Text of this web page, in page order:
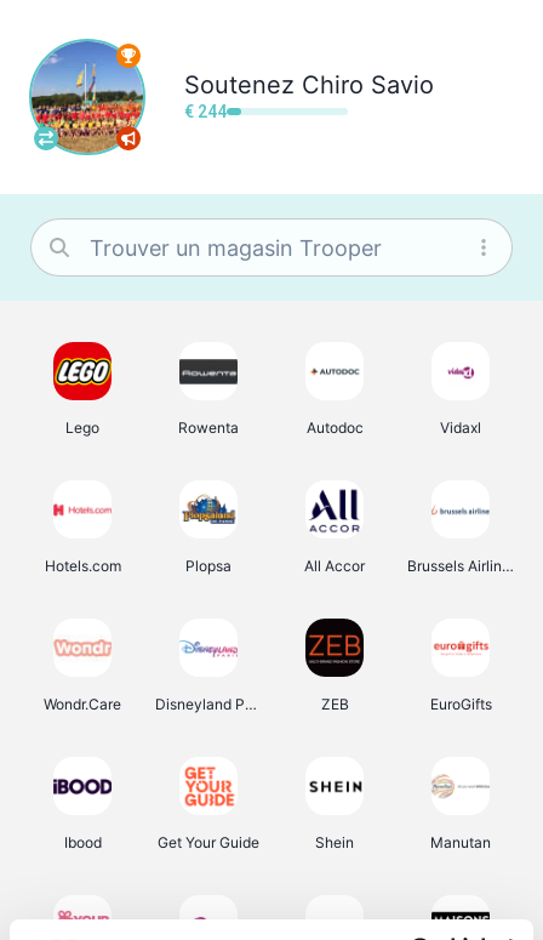
Soutenez Chiro Savio
€ 244
Lego Rowenta Autodoc Vidaxl
Hotels.com Plopsa All Accor Brussels Airlines
Wondr.Care Disneyland Paris ZEB EuroGifts
Ibood Get Your Guide Shein Manutan